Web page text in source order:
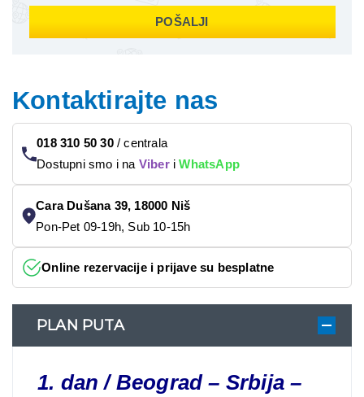
POŠALJI
Kontaktirajte nas
018 310 50 30/centrala
Dostupni smo i na ViberiWhatsApp
Cara Dušana 39, 18000 Niš
Pon-Pet 09-19h, Sub 10-15h
Online rezervacije i prijave su besplatne
PLAN PUTA
1. dan / Beograd – Srbija –